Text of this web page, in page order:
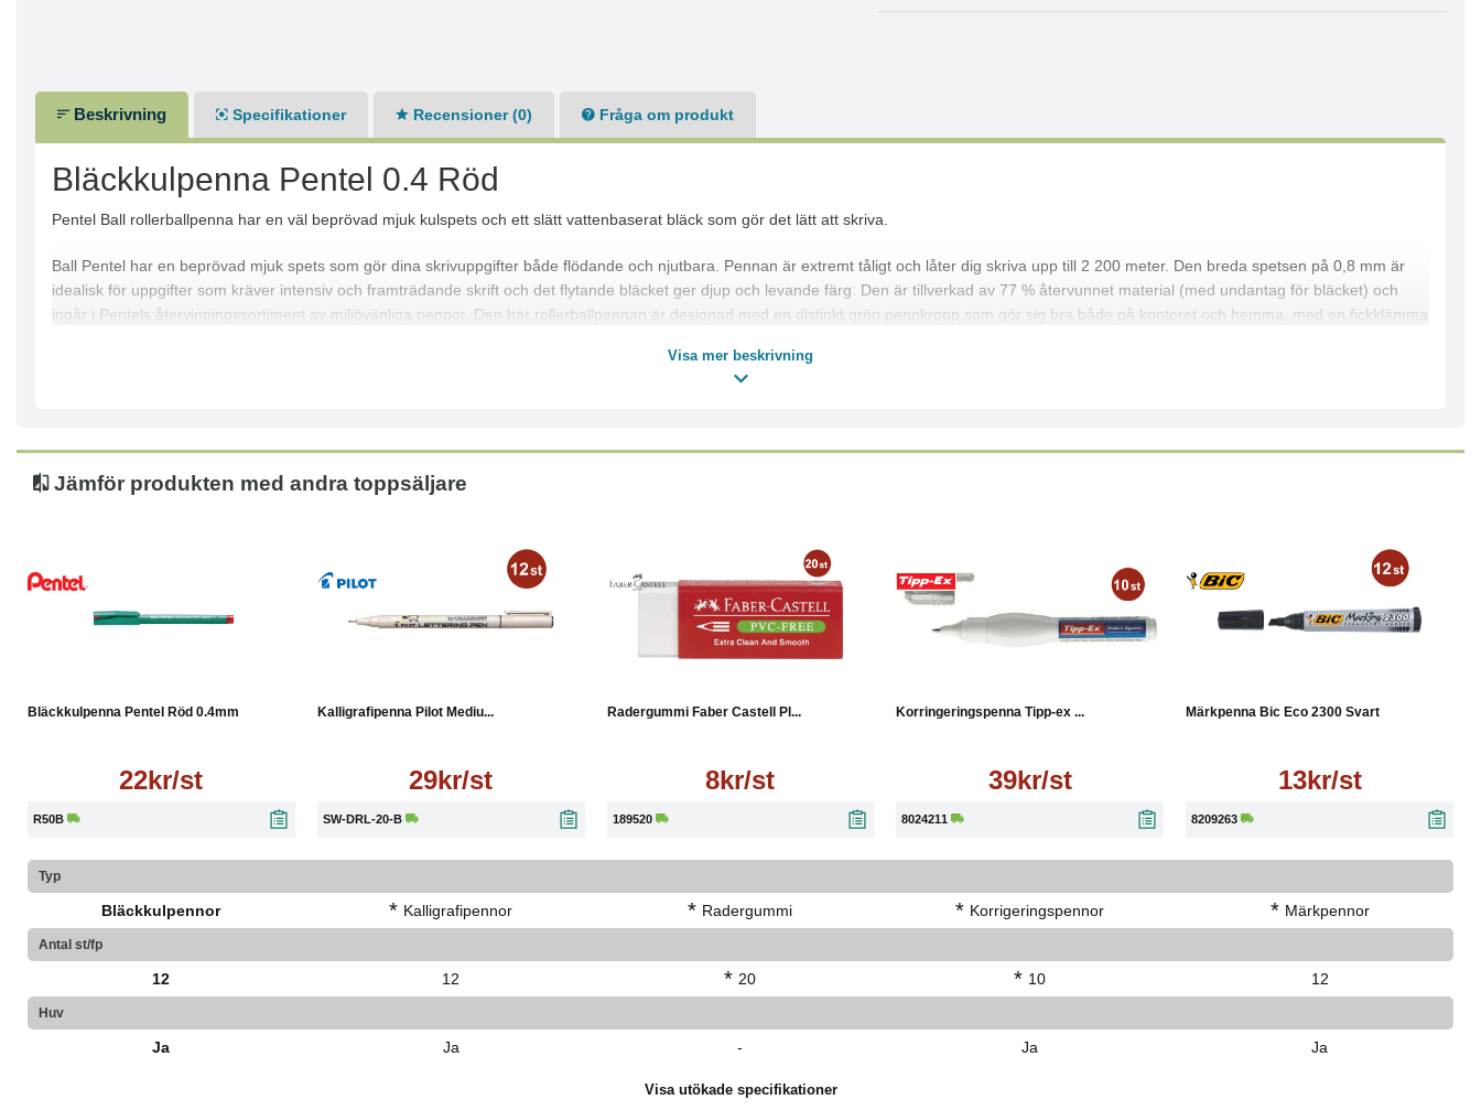
Beskrivning Specifikationer Recensioner (0) Fråga om produkt
Bläckkulpenna Pentel 0.4 Röd
Pentel Ball rollerballpenna har en väl beprövad mjuk kulspets och ett slätt vattenbaserat bläck som gör det lätt att skriva.
Ball Pentel har en beprövad mjuk spets som gör dina skrivuppgifter både flödande och njutbara. Pennan är extremt tåligt och låter dig skriva upp till 2 200 meter. Den breda spetsen på 0,8 mm är
idealisk för uppgifter som kräver intensiv och framträdande skrift och det flytande bläcket ger djup och levande färg. Den är tillverkad av 77 % återvunnet material (med undantag för bläcket) och
ingår i Pentels återvinningssortiment av miljövänliga pennor. Den här rollerballpennan är designad med en distinkt grön pennkropp som gör sig bra både på kontoret och hemma, med en fickklämma
| Tillverkad av 77 % återvunnet material
| Distinkt grön pennkropp
Visa mer beskrivning
Jämför produkten med andra toppsäljare
Bläckkulpenna Pentel Röd 0.4mm
22kr/st
R50B
Kalligrafipenna Pilot Mediu...
29kr/st
SW-DRL-20-B
Radergummi Faber Castell Pl...
8kr/st
189520
Korringeringspenna Tipp-ex ...
39kr/st
8024211
Märkpenna Bic Eco 2300 Svart
13kr/st
8209263
Typ
Bläckkulpennor * Kalligrafipennor * Radergummi * Korrigeringspennor * Märkpennor
Antal st/fp
12 12 * 20 * 10 12
Huv
Ja Ja - Ja Ja
Visa utökade specifikationer